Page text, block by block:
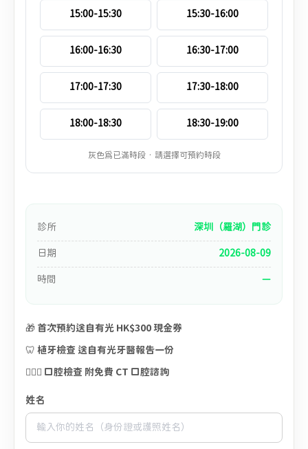
15:00-15:30 15:30-16:00
16:00-16:30 16:30-17:00
17:00-17:30 17:30-18:00
18:00-18:30 18:30-19:00
灰色為已滿時段 · 請選擇可預約時段
診所 深圳（羅湖）門診
日期 2026-08-09
時間 —
🎁 首次預約送自有光 HK$300 現金券
🦷 植牙檢查 送自有光牙醫報告一份
🧑🏻‍⚕️ 口腔檢查 附免費 CT 口腔諮詢
姓名